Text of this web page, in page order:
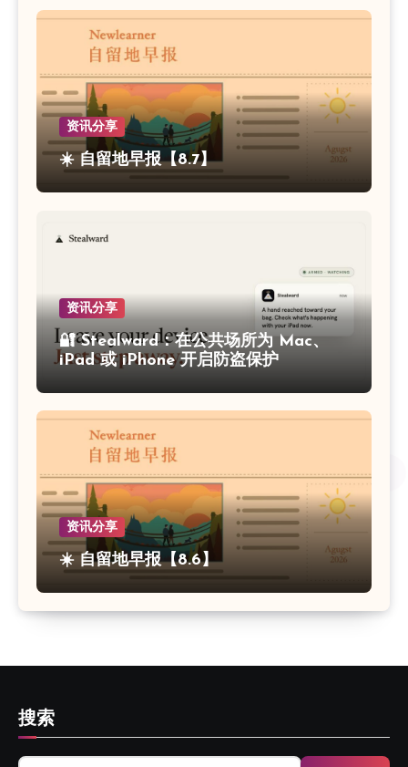
资讯分享
☀️ 自留地早报【8.7】
资讯分享
🔐 Stealward：在公共场所为 Mac、
iPad 或 iPhone 开启防盗保护
资讯分享
☀️ 自留地早报【8.6】
搜索